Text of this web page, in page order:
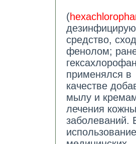
(
средство,
фенолом;
гексахлорофан
применялся в
качестве
мылу и
лечения
заболеваний.